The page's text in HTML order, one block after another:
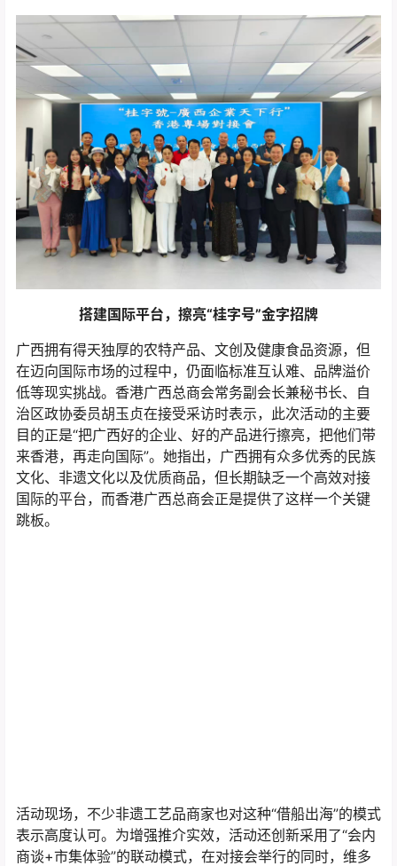
搭建国际平台，擦亮“桂字号”金字招牌
广西拥有得天独厚的农特产品、文创及健康食品资源，但
在迈向国际市场的过程中，仍面临标准互认难、品牌溢价
低等现实挑战。香港广西总商会常务副会长兼秘书长、自
治区政协委员胡玉贞在接受采访时表示，此次活动的主要
目的正是“把广西好的企业、好的产品进行擦亮，把他们带
来香港，再走向国际”。她指出，广西拥有众多优秀的民族
文化、非遗文化以及优质商品，但长期缺乏一个高效对接
国际的平台，而香港广西总商会正是提供了这样一个关键
跳板。
活动现场，不少非遗工艺品商家也对这种“借船出海”的模式
表示高度认可。为增强推介实效，活动还创新采用了“会内
商谈+市集体验”的联动模式，在对接会举行的同时，维多